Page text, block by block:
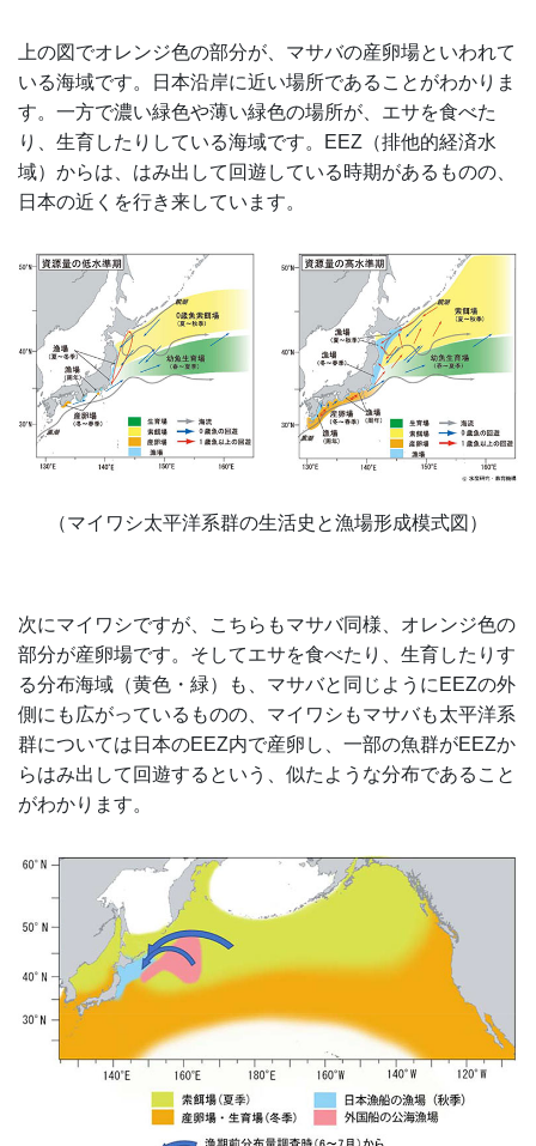
上の図でオレンジ色の部分が、マサバの産卵場といわれて
いる海域です。日本沿岸に近い場所であることがわかりま
す。一方で濃い緑色や薄い緑色の場所が、エサを食べた
り、生育したりしている海域です。EEZ（排他的経済水
域）からは、はみ出して回遊している時期があるものの、
日本の近くを行き来しています。
（マイワシ太平洋系群の生活史と漁場形成模式図）
次にマイワシですが、こちらもマサバ同様、オレンジ色の
部分が産卵場です。そしてエサを食べたり、生育したりす
る分布海域（黄色・緑）も、マサバと同じようにEEZの外
側にも広がっているものの、マイワシもマサバも太平洋系
群については日本のEEZ内で産卵し、一部の魚群がEEZか
らはみ出して回遊するという、似たような分布であること
がわかります。